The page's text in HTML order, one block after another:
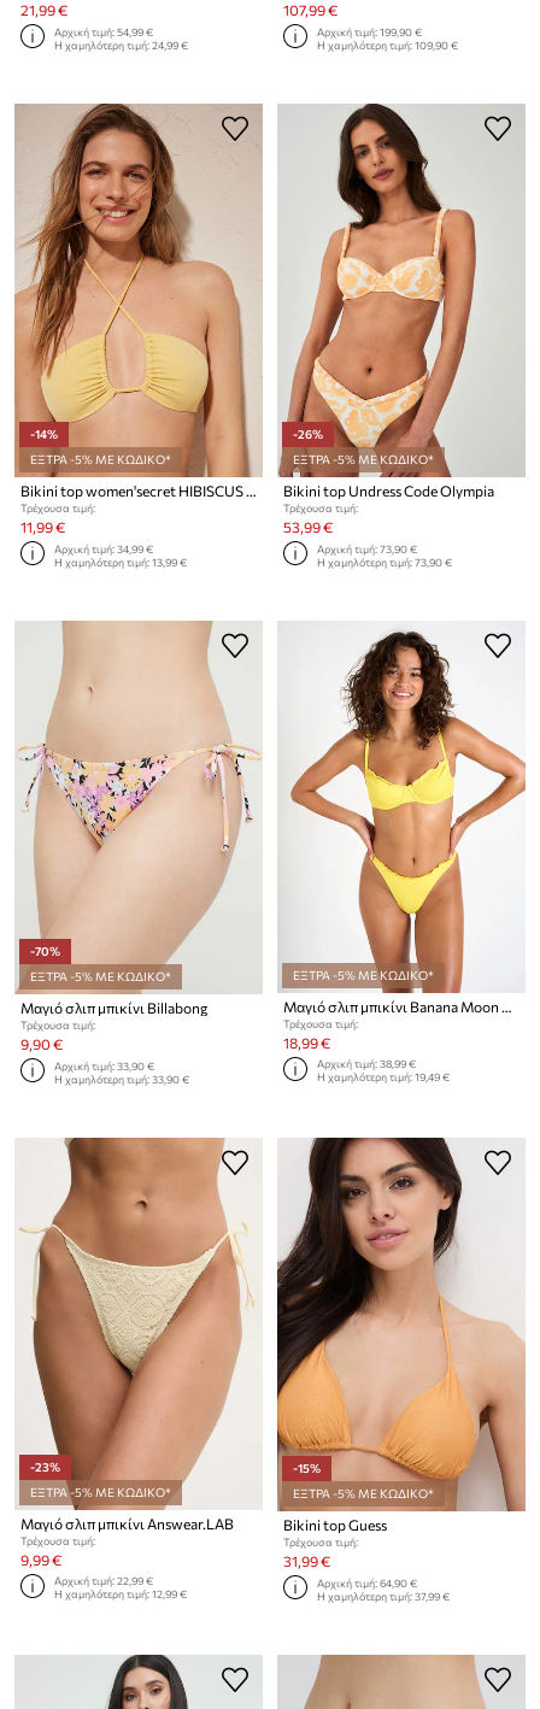
21,99 €
Αρχική τιμή:54,99 €
Η χαμηλότερη τιμή:24,99 €
107,99 €
Αρχική τιμή:199,90 €
Η χαμηλότερη τιμή:109,90 €
-14%
ΕΞΤΡΑ -5% ΜΕ ΚΩΔΙΚΟ*
Bikini top women'secret HIBISCUS HIBISCUS
Τρέχουσα τιμή:
11,99 €
Αρχική τιμή:34,99 €
Η χαμηλότερη τιμή:13,99 €
-26%
ΕΞΤΡΑ -5% ΜΕ ΚΩΔΙΚΟ*
Bikini top Undress Code Olympia
Τρέχουσα τιμή:
53,99 €
Αρχική τιμή:73,90 €
Η χαμηλότερη τιμή:73,90 €
-70%
ΕΞΤΡΑ -5% ΜΕ ΚΩΔΙΚΟ*
Μαγιό σλιπ μπικίνι Billabong
Τρέχουσα τιμή:
9,90 €
Αρχική τιμή:33,90 €
Η χαμηλότερη τιμή:33,90 €
ΕΞΤΡΑ -5% ΜΕ ΚΩΔΙΚΟ*
Τρέχουσα τιμή:
18,99 €
Αρχική τιμή:38,99 €
Η χαμηλότερη τιμή:19,49 €
-23%
ΕΞΤΡΑ -5% ΜΕ ΚΩΔΙΚΟ*
Μαγιό σλιπ μπικίνι Answear.LAB
Τρέχουσα τιμή:
9,99 €
Αρχική τιμή:22,99 €
Η χαμηλότερη τιμή:12,99 €
-15%
ΕΞΤΡΑ -5% ΜΕ ΚΩΔΙΚΟ*
Bikini top Guess
Τρέχουσα τιμή:
31,99 €
Αρχική τιμή:64,90 €
Η χαμηλότερη τιμή:37,99 €